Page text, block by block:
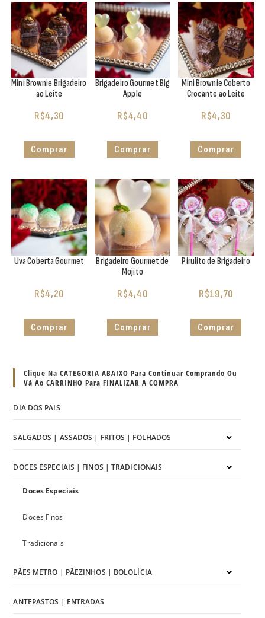
Mini Brownie Brigadeiro
ao Leite
R$4,30
Comprar
Brigadeiro Gourmet Big
Apple
R$4,40
Comprar
Mini Brownie Coberto
Crocante ao Leite
R$4,30
Comprar
Uva Coberta Gourmet
R$4,20
Comprar
Brigadeiro Gourmet de
Mojito
R$4,40
Comprar
Pirulito de Brigadeiro
R$19,70
Comprar
Clique Na CATEGORIA ABAIXO Para Continuar Comprando Ou
Vá Ao CARRINHO Para FINALIZAR A COMPRA
DIA DOS PAIS
SALGADOS | ASSADOS | FRITOS | FOLHADOS
DOCES ESPECIAIS | FINOS | TRADICIONAIS
Doces Especiais
Doces Finos
Tradicionais
PÃES METRO | PÃEZINHOS | BOLOLÍCIA
ANTEPASTOS | ENTRADAS